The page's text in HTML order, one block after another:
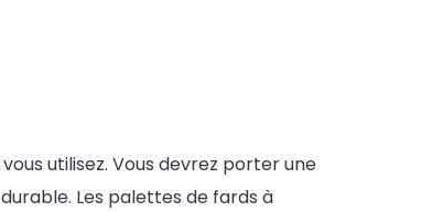
utilisez. Vous devrez porter une
Les palettes de fards à